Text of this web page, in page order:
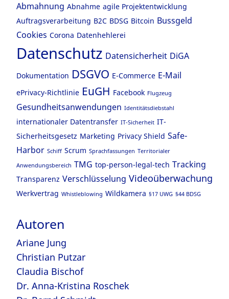
Abmahnung Abnahme agile Projektentwicklung
Auftragsverarbeitung B2C BDSG Bitcoin Bussgeld
Cookies Corona Datenhehlerei
Datenschutz Datensicherheit DiGA
Dokumentation DSGVO E-Commerce E-Mail
ePrivacy-Richtlinie EuGH Facebook Flugzeug
Gesundheitsanwendungen Identitätsdiebstahl
internationaler Datentransfer IT-Sicherheit IT-
Sicherheitsgesetz Marketing Privacy Shield Safe-
Harbor Schiff Scrum Sprachfassungen Territorialer
Anwendungsbereich TMG top-person-legal-tech Tracking
Transparenz Verschlüsselung Videoüberwachung
Werkvertrag Whistleblowing Wildkamera §17 UWG §44 BDSG
Autoren
Ariane Jung
Christian Putzar
Claudia Bischof
Dr. Anna-Kristina Roschek